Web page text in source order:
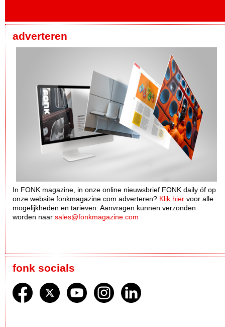
adverteren
In FONK magazine, in onze online nieuwsbrief FONK daily óf op
onze website fonkmagazine.com adverteren? Klik hier voor alle
mogelijkheden en tarieven. Aanvragen kunnen verzonden
worden naar sales@fonkmagazine.com
fonk socials